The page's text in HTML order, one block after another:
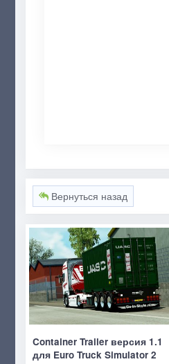
Вернуться назад
Container Trailer версия 1.1
для Euro Truck Simulator 2